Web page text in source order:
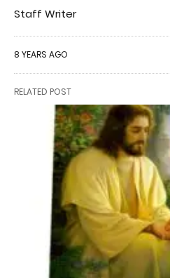
Staff Writer
8 YEARS AGO
RELATED POST